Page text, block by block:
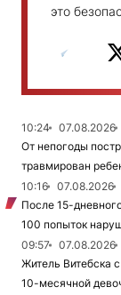
это
10:24 07.08.2026
От непогоды
травмирован
10:16
07.08.2026
После 15-
100 попыток
09:57
07.08.2026
Житель Витебска
10-месячной